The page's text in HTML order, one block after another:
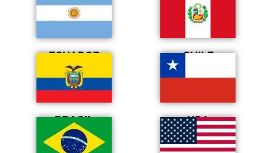
ECUADOR CHILE
BRASIL USA